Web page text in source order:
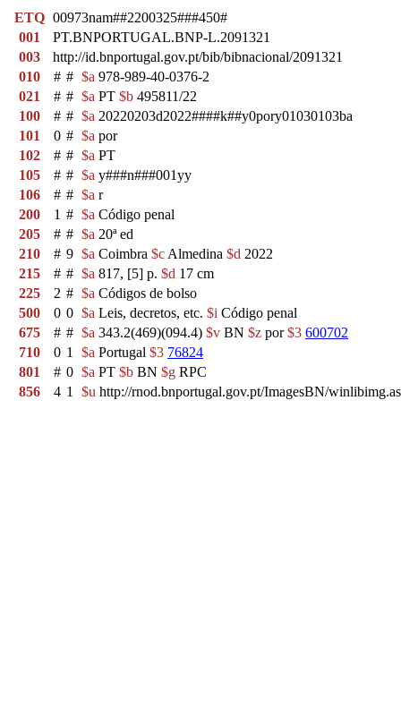
ETQ 00973nam##2200325###450#
001
PT.BNPORTUGAL.BNP-L.2091321
003
http://id.bnportugal.gov.pt/bib/bibnacional/2091321
010
# # $a 978-989-40-0376-2
021
# # $a PT $b 495811/22
100
# # $a 20220203d2022####k##y0pory01030103ba
101
0 # $a por
102
# # $a PT
105
# # $a y###n###001yy
106
# # $a r
200
1 # $a Código penal
205
# # $a 20ª ed
210
# 9 $a Coimbra $c Almedina $d 2022
215
# # $a 817, [5] p. $d 17 cm
225
2 # $a Códigos de bolso
500
0 0 $a Leis, decretos, etc. $i Código penal
675
# # $a 343.2(469)(094.4) $v BN $z por$3 600702
710
0 1 $a Portugal $3 76824
801
# 0 $a PT $b BN $g RPC
856
4 1 $u http://rnod.bnportugal.gov.pt/ImagesBN/